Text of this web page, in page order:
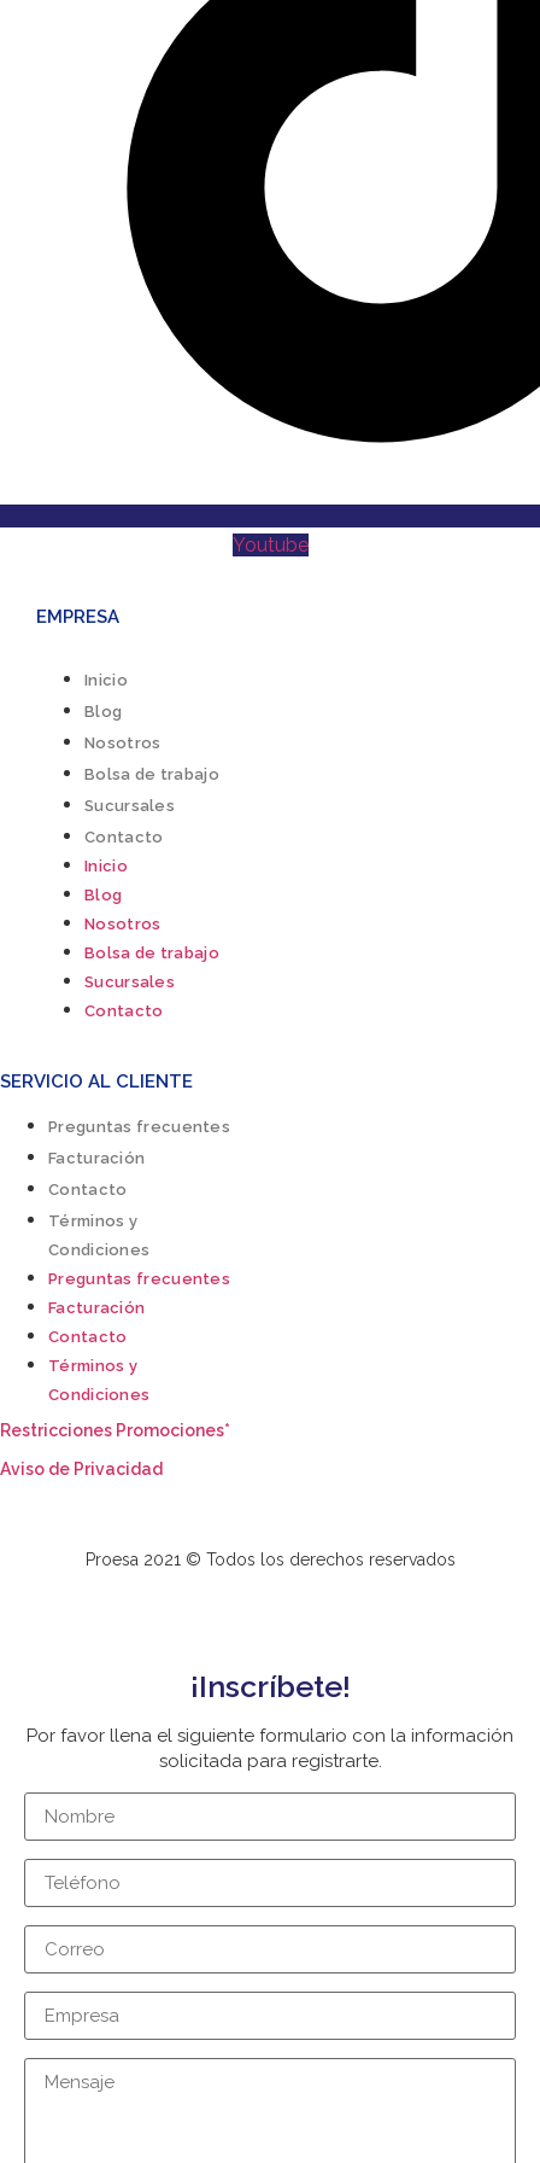
Youtube
EMPRESA
Inicio
Blog
Nosotros
Bolsa de trabajo
Sucursales
Contacto
Inicio
Blog
Nosotros
Bolsa de trabajo
Sucursales
Contacto
SERVICIO AL CLIENTE
Preguntas frecuentes
Facturación
Contacto
Términos y
Condiciones
Preguntas frecuentes
Facturación
Contacto
Términos y
Condiciones
Restricciones Promociones*
Aviso de Privacidad
Proesa 2021 © Todos los derechos reservados
¡Inscríbete!
Por favor llena el siguiente formulario con la información
solicitada para registrarte.